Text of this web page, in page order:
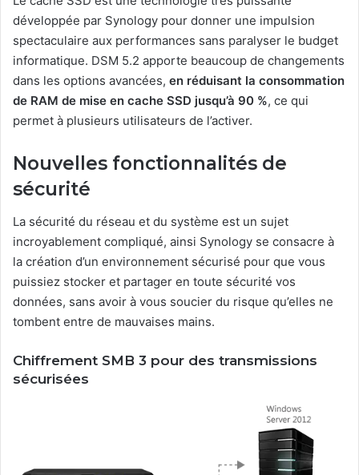
développée par Synology pour donner une impulsion
spectaculaire aux performances sans paralyser le budget
informatique. DSM 5.2 apporte beaucoup de changements
dans les options avancées, en réduisant la consommation
de RAM de mise en cache SSD jusqu’à 90 %, ce qui
permet à plusieurs utilisateurs de l’activer.
Nouvelles fonctionnalités de
sécurité
La sécurité du réseau et du système est un sujet
incroyablement compliqué, ainsi Synology se consacre à
la création d’un environnement sécurisé pour que vous
puissiez stocker et partager en toute sécurité vos
données, sans avoir à vous soucier du risque qu’elles ne
tombent entre de mauvaises mains.
Chiffrement SMB 3 pour des transmissions
sécurisées